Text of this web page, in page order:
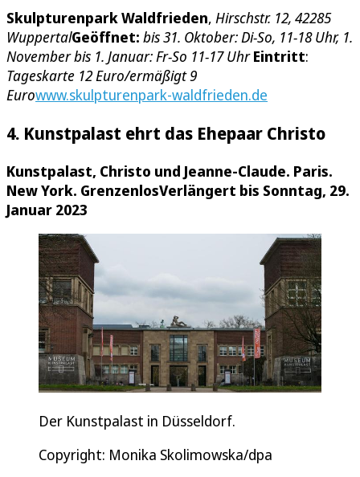
Skulpturenpark Waldfrieden, Hirschstr. 12, 42285
WuppertalGeöffnet: bis 31. Oktober: Di-So, 11-18 Uhr, 1.
November bis 1. Januar: Fr-So 11-17 Uhr Eintritt:
Tageskarte 12 Euro/ermäßigt 9
Eurowww.skulpturenpark-waldfrieden.de
4. Kunstpalast ehrt das Ehepaar Christo
Kunstpalast, Christo und Jeanne-Claude. Paris.
New York. GrenzenlosVerlängert bis Sonntag, 29.
Januar 2023
Der Kunstpalast in Düsseldorf.
Copyright: Monika Skolimowska/dpa